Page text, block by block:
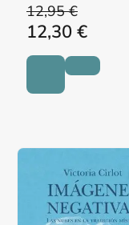
12,95 €
12,30 €